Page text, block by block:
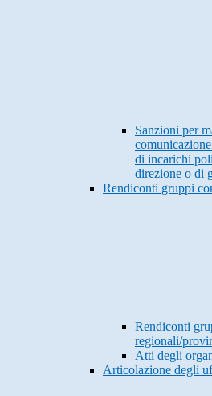
Sanzioni per
di incarichi
direzione o di
Rendiconti gruppi
Rendiconti
regionali/
Atti degli
Articolazione degli